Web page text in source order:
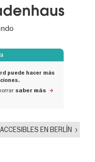
puede hacer más
saber más
EN BERLÍN